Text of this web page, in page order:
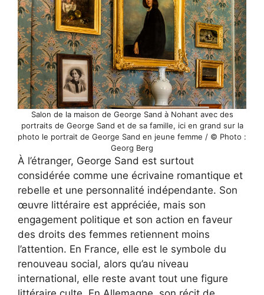
Salon de la maison de George Sand à Nohant avec des
portraits de George Sand et de sa famille, ici en grand sur la
photo le portrait de George Sand en jeune femme / © Photo :
Georg Berg
À l’étranger, George Sand est surtout
considérée comme une écrivaine romantique et
rebelle et une personnalité indépendante. Son
œuvre littéraire est appréciée, mais son
engagement politique et son action en faveur
des droits des femmes retiennent moins
l’attention. En France, elle est le symbole du
renouveau social, alors qu’au niveau
international, elle reste avant tout une figure